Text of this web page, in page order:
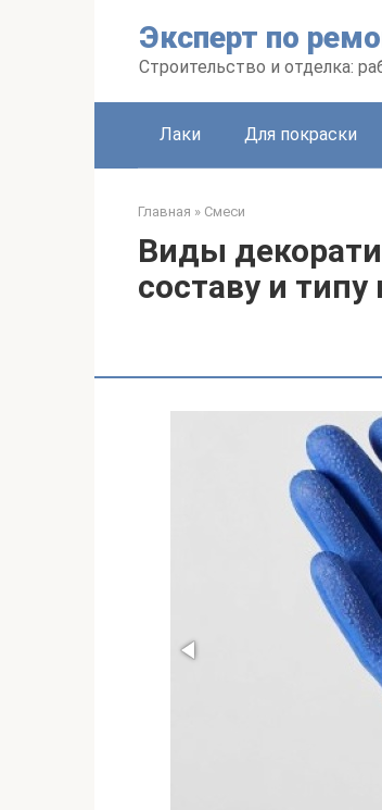
Эксперт по
Строительство и отделка:
Лаки Для покраски
Главная » Смеси
Виды
составу и